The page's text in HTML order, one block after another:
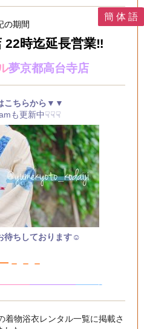
の期間
22時迄延長営業‼️
夢京都高台寺店
こちらから▼▼
も更新中☟☟☟
待ちしております☺
－－
——————-
着物浴衣レンタル一覧に掲載さ
簡 体 語